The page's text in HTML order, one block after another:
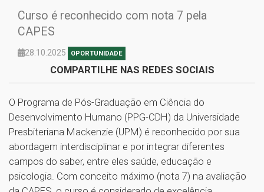
Curso é reconhecido com nota 7 pela
CAPES
28.10.2025 OPORTUNIDADE
COMPARTILHE NAS REDES SOCIAIS
O Programa de Pós-Graduação em Ciência do
Desenvolvimento Humano (PPG-CDH) da Universidade
Presbiteriana Mackenzie (UPM) é reconhecido por sua
abordagem interdisciplinar e por integrar diferentes
campos do saber, entre eles saúde, educação e
psicologia. Com conceito máximo (nota 7) na avaliação